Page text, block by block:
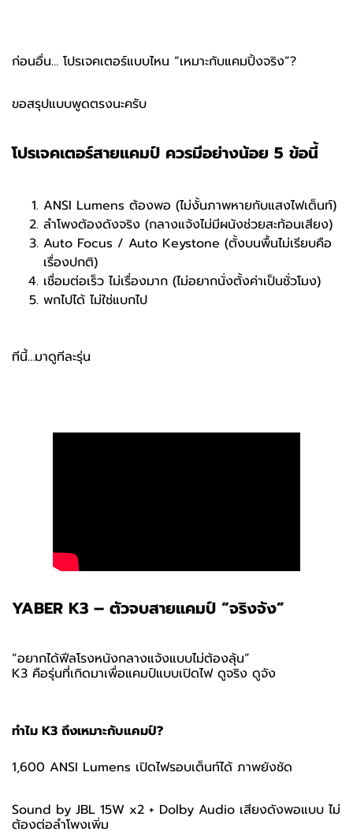
ก่อนอื่น… โปรเจคเตอร์แบบไหน “เหมาะกับแคมปิ้งจริง”?
ขอสรุปแบบพูดตรงนะครับ
โปรเจคเตอร์สายแคมป์ ควรมีอย่างน้อย 5 ข้อนี้
ANSI Lumens ต้องพอ (ไม่งั้นภาพหายกับแสงไฟเต็นท์)
ลำโพงต้องดังจริง (กลางแจ้งไม่มีผนังช่วยสะท้อนเสียง)
Auto Focus / Auto Keystone (ตั้งบนพื้นไม่เรียบคือ
เรื่องปกติ)
เชื่อมต่อเร็ว ไม่เรื่องมาก (ไม่อยากนั่งตั้งค่าเป็นชั่วโมง)
พกไปได้ ไม่ใช่แบกไป
ทีนี้…มาดูทีละรุ่น
YABER K3 – ตัวจบสายแคมป์ “จริงจัง”
“อยากได้ฟีลโรงหนังกลางแจ้งแบบไม่ต้องลุ้น”
K3 คือรุ่นที่เกิดมาเพื่อแคมป์แบบเปิดไฟ ดูจริง ดูจัง
ทำไม K3 ถึงเหมาะกับแคมป์?
1,600 ANSI Lumens เปิดไฟรอบเต็นท์ได้ ภาพยังชัด
Sound by JBL 15W x2 + Dolby Audio เสียงดังพอแบบ ไม่
ต้องต่อลำโพงเพิ่ม